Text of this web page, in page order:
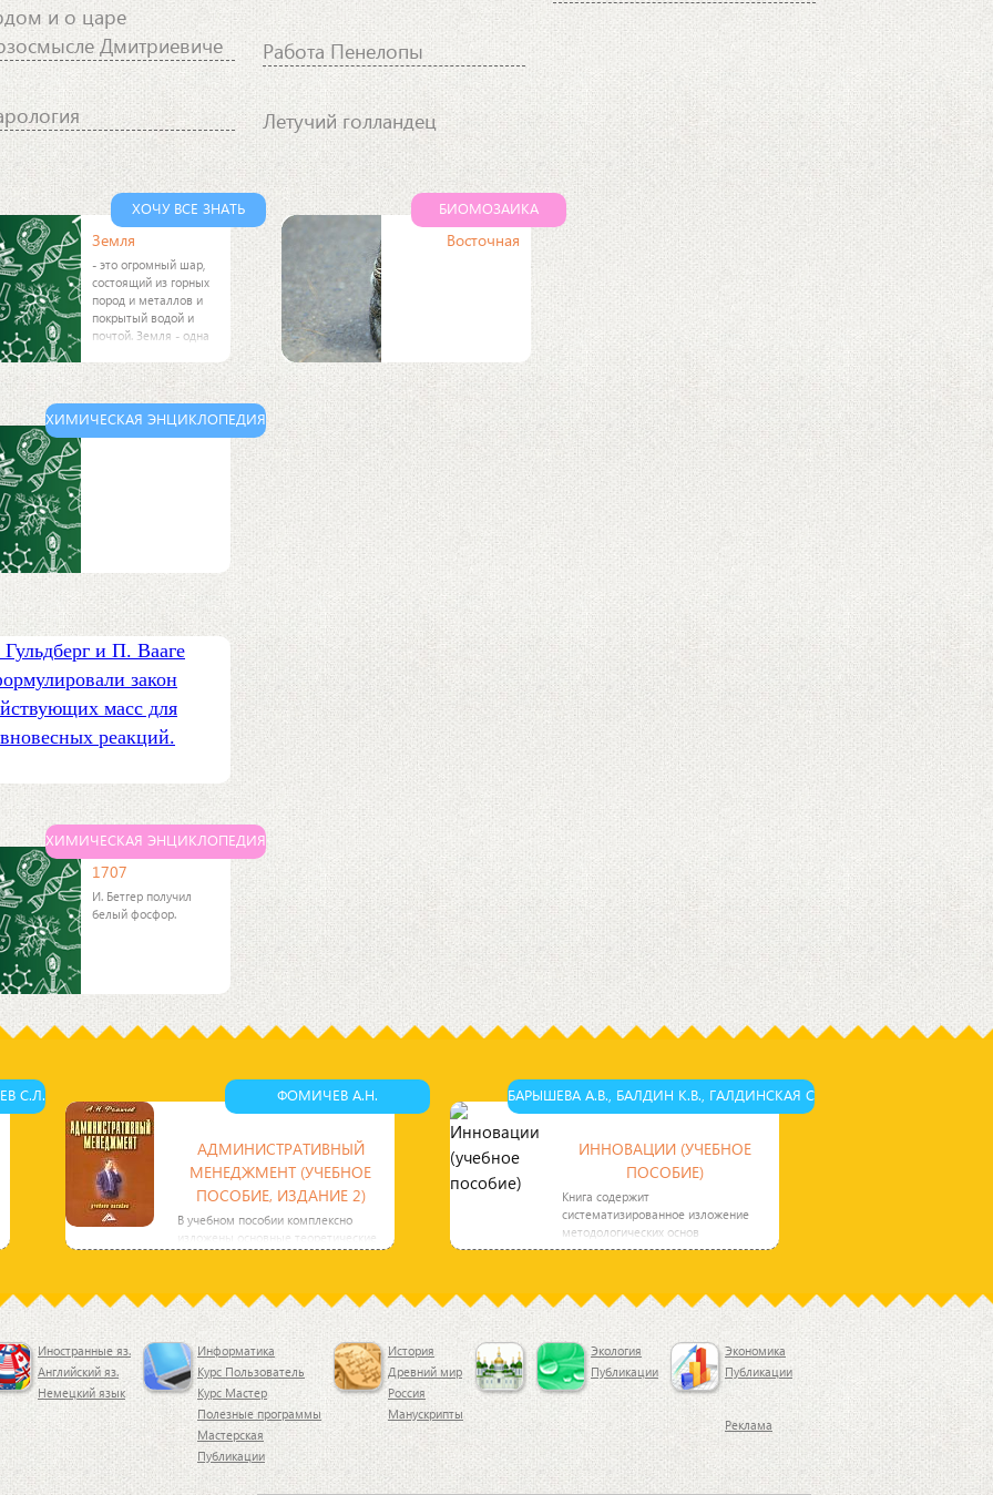
и о царе
Дмитриевиче
Работа Пенелопы
Летучий голландец
ХОЧУ ВСЕ ЗНАТЬ
Земля
- это огромный шар,
состоящий из горных
пород и металлов и
покрытый водой и
почтой. Земля - одна
которые вращаются
вокруг звезды по
имени Солнце. Земля
движется по своей
орбите со
БИОМОЗАИКА
Восточная
ХИМИЧЕСКАЯ ЭНЦИКЛОПЕДИЯ
и П. Вааге
закон
масс для
реакций.
ХИМИЧЕСКАЯ ЭНЦИКЛОПЕДИЯ
1707
И. Бетгер получил
белый фосфор.
С.Л. ФОМИЧЕВ А.Н.
АДМИНИСТРАТИВНЫЙ
МЕНЕДЖМЕНТ (УЧЕБНОЕ
ПОСОБИЕ, ИЗДАНИЕ 2)
В учебном пособии комплексно
изложены основные теоретические
и методологические вопросы
БАРЫШЕВА А.В., БАЛДИН К.В., ГАЛДИНСКАЯ С
ИННОВАЦИИ (УЧЕБНОЕ
ПОСОБИЕ)
Книга содержит
систематизированное изложение
методологических основ
инновационного развития
Иностранные яз.
Английский яз.
Немецкий язык
Информатика
Курс Пользователь
Курс Мастер
Полезные программы
Мастерская
Публикации
История
Древний мир
Россия
Манускрипты
Экология
Публикации
Экономика
Публикации
Реклама